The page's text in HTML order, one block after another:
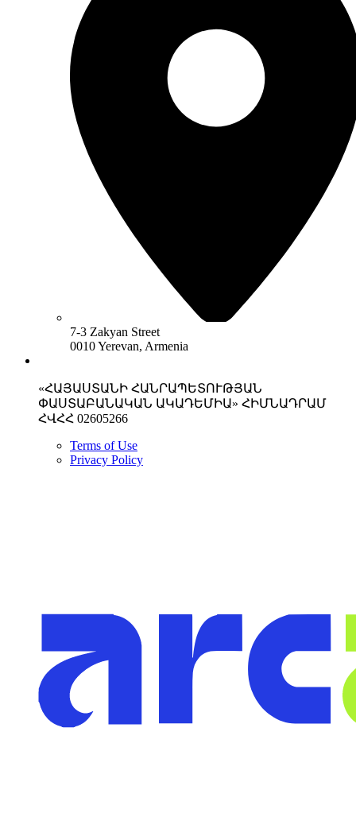
7-3 Zakyan Street
0010 Yerevan, Armenia
«ՀԱՅԱՍՏԱՆԻ ՀԱՆՐԱՊԵՏՈՒԹՅԱՆ
ՓԱՍՏԱԲԱՆԱԿԱՆ ԱԿԱԴԵՄԻԱ» ՀԻՄՆԱԴՐԱՄ
ՀՎՀՀ 02605266
Terms of Use
Privacy Policy